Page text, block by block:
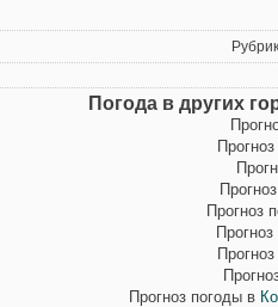
Погода в других
Прогноз
Прогноз погоды в